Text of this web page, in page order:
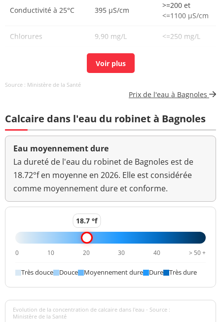
Conductivité à 25°C 395 µS/cm
>=200 et
<=1100 µS/cm
Chlorures 9,90 mg/L <=250 mg/L
0,31 mg(Cl2)/L
Coloration <5 mg(Pt)/L <=15 mg(Pt)/L
Couleur (qualitatif)
Aucun
changement
anormal
Bactéries coliformes
/100ml-MS
Bact. aér. revivifiables
à 22°-68h
<1 n/mL
Bact. aér. revivifiables
Magnésium 14,5 mg(Mg)/L
Ammonium (en NH4) <0,01 mg/L
Source : Ministère de la Santé
Prix de l'eau à Bagnoles
Calcaire dans l'eau du robinet à Bagnoles
Eau moyennement dure
La dureté de l'eau du robinet de Bagnoles est de
18.72°f en moyenne en 2026. Elle est considérée
comme moyennement dure et conforme.
18.7 °f
0 10 20 30 40 > 50 +
Très douce Douce Moyennement dure Dure Très dure
Evolution de la concentration de calcaire dans l'eau - Source :
Ministère de la Santé